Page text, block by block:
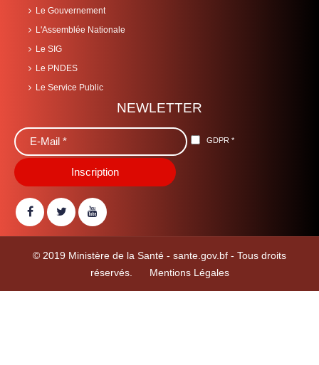
Le Gouvernement
L'Assemblée Nationale
Le SIG
Le PNDES
Le Service Public
NEWLETTER
GDPR *
© 2019 Ministère de la Santé - sante.gov.bf - Tous droits
réservés. Mentions Légales